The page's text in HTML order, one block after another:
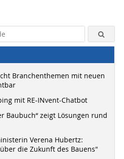
Branchenthemen mit neuen
mit RE-INvent-Chatbot
Baubuch“ zeigt Lösungen rund
Verena Hubertz:
die Zukunft des Bauens"